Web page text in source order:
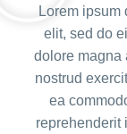
Lorem ipsum
elit, sed do
dolore magna
nostrud
ea
reprehenderit